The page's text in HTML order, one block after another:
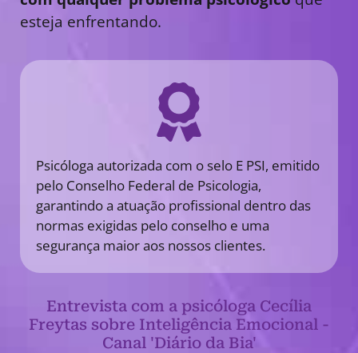
esteja enfrentando.
Psicóloga autorizada com o selo E PSI, emitido
pelo Conselho Federal de Psicologia,
garantindo a atuação profissional dentro das
normas exigidas pelo conselho e uma
segurança maior aos nossos clientes.
Entrevista com a psicóloga Cecília
Freytas sobre Inteligência Emocional -
Canal 'Diário da Bia'